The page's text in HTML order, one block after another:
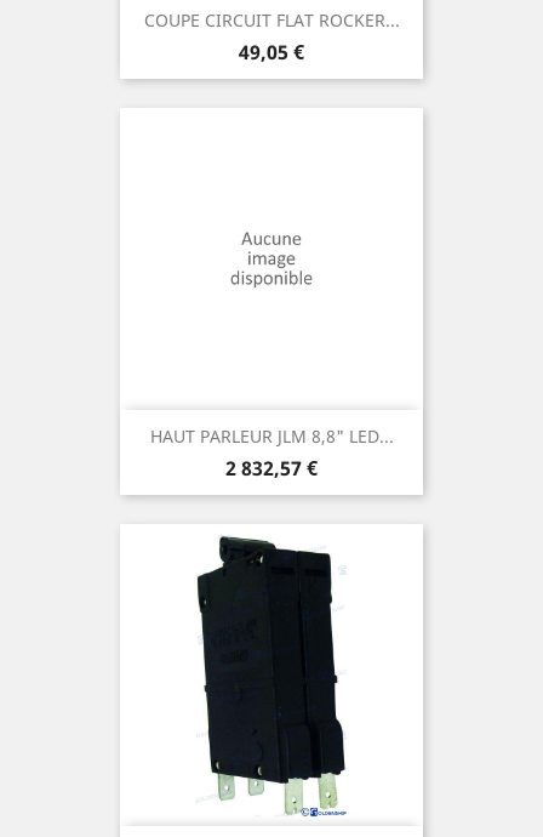
COUPE CIRCUIT FLAT ROCKER...
Prix
49,05 €
HAUT PARLEUR JLM 8,8" LED...
Prix
2 832,57 €